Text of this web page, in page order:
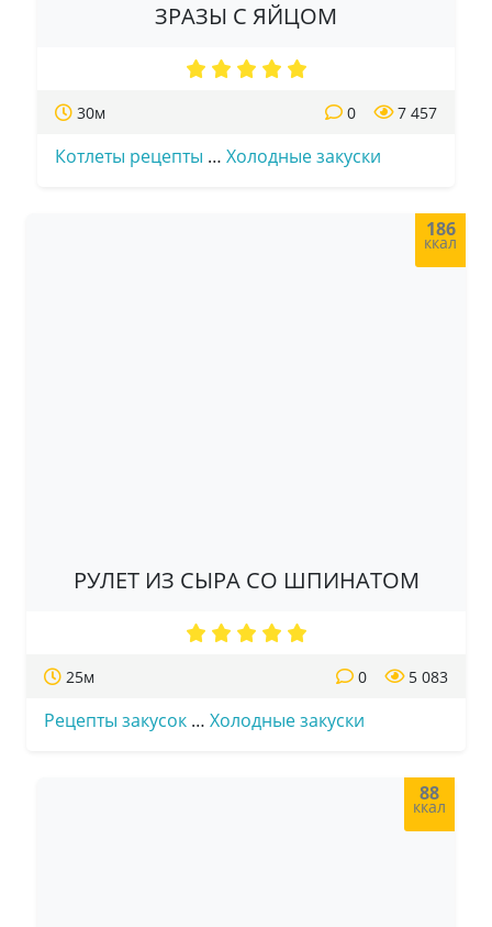
ЗРАЗЫ С ЯЙЦОМ
30м 7 457
0
Котлеты рецепты … Холодные закуски
186
ккал
РУЛЕТ ИЗ СЫРА СО ШПИНАТОМ
25м 5 083
0
Рецепты закусок … Холодные закуски
88
ккал